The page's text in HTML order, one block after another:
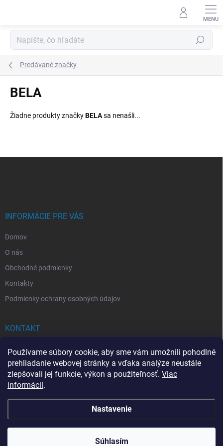
Používame súbory cookie, aby sme vám umožnili pohodlné
prehliadanie webovej stránky a vďaka analýze neustále
zlepšovali jej funkcie, výkon a použiteľnosť. Viac
informácií.
Nastavenie
Súhlasím
Hľadať
Predávané značky
BELA
Žiadne produkty značkyBELAsa nenašli...
INFORMÁCIE PRE VÁS
Domov
O nás
Obchodné podmienky
Kontakty
Podmienky ochrany osobných údajov
KONTAKT
info@drogerkovo.sk
Copyright 2026Drogerkovo. Všetky práva vyhradené.Upraviť nastavenie
cookies